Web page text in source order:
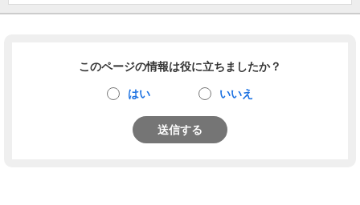
このページの情報は役に立ちましたか？
はい いいえ
送信する